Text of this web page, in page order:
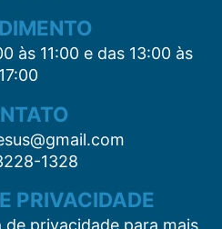
às 11:00 e das 13:00 às
17:00
1328
PRIVACIDADE
de privacidade para mais